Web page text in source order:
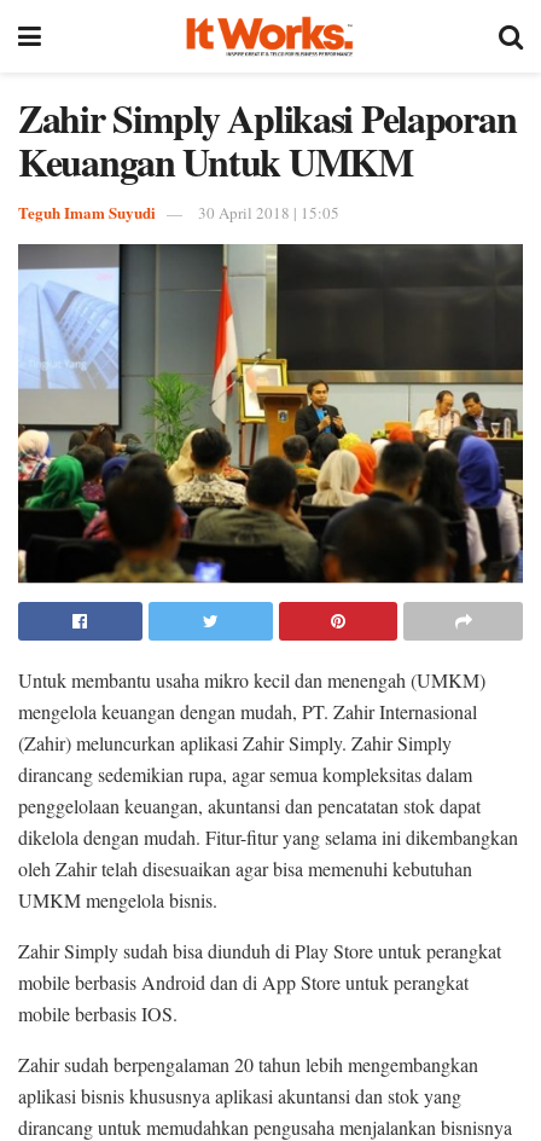
Zahir Simply Aplikasi Pelaporan
Keuangan Untuk UMKM
Teguh Imam Suyudi 30 April 2018 | 15:05
Untuk membantu usaha mikro kecil dan menengah (UMKM)
mengelola keuangan dengan mudah, PT. Zahir Internasional
(Zahir) meluncurkan aplikasi Zahir Simply. Zahir Simply
dirancang sedemikian rupa, agar semua kompleksitas dalam
penggelolaan keuangan, akuntansi dan pencatatan stok dapat
dikelola dengan mudah. Fitur-fitur yang selama ini dikembangkan
oleh Zahir telah disesuaikan agar bisa memenuhi kebutuhan
UMKM mengelola bisnis.
Zahir Simply sudah bisa diunduh di Play Store untuk perangkat
mobile berbasis Android dan di App Store untuk perangkat
mobile berbasis IOS.
Zahir sudah berpengalaman 20 tahun lebih mengembangkan
aplikasi bisnis khususnya aplikasi akuntansi dan stok yang
dirancang untuk memudahkan pengusaha menjalankan bisnisnya